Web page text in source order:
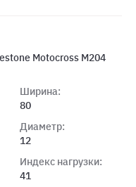
Motocross M204
Ширина:
80
Диаметр:
12
Индекс нагрузки:
41